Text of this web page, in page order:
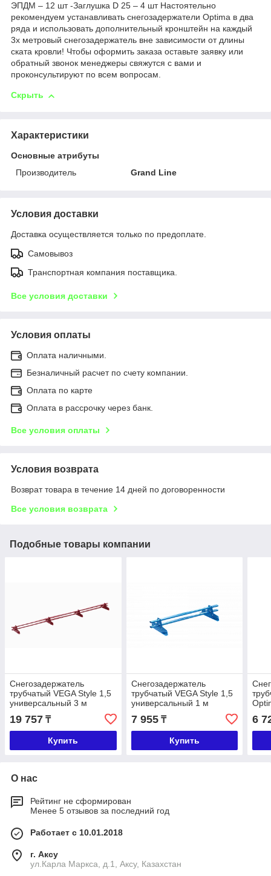
ЭПДМ – 12 шт -Заглушка D 25 – 4 шт Настоятельно
рекомендуем устанавливать снегозадержатели Optima в два
ряда и использовать дополнительный кронштейн на каждый
3х метровый снегозадержатель вне зависимости от длины
ската кровли! Чтобы оформить заказа оставьте заявку или
обратный звонок менеджеры свяжутся с вами и
проконсультируют по всем вопросам.
Скрыть
Характеристики
Основные атрибуты
Производитель
Grand Line
Условия доставки
Доставка осуществляется только по предоплате.
Самовывоз
Транспортная компания поставщика.
Все условия доставки
Условия оплаты
Оплата наличными.
Безналичный расчет по счету компании.
Оплата по карте
Оплата в рассрочку через банк.
Все условия оплаты
Условия возврата
Возврат товара в течение 14 дней по договоренности
Все условия возврата
Подобные товары компании
Снегозадержатель
трубчатый VEGA Style 1,5
универсальный 3 м
19 757 ₸
Купить
Снегозадержатель
трубчатый VEGA Style 1,5
универсальный 1 м
7 955₸
Купить
6
О нас
Рейтинг не сформирован
Менее 5 отзывов за последний год
Работает с 10.01.2018
г. Аксу
ул.Карла Маркса, д.1, Аксу, Казахстан